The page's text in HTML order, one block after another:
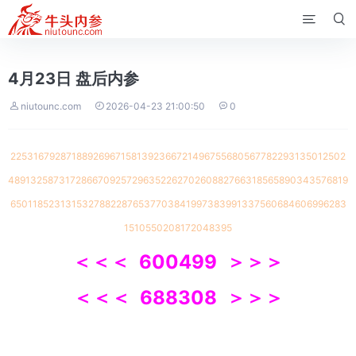
 
4月23日 盘后内参
 niutounc.com  2026-04-23 21:00:50  0
225316792871889269671581392366721496755680567782293135012502
489132587317286670925729635226270260882766318565890343576819
65011852313153278822876537703841997383991337560684606996283
1510550208172048395
＜ ＜＜ 600499 ＞ ＞＞
＜ ＜＜ 688308 ＞ ＞＞